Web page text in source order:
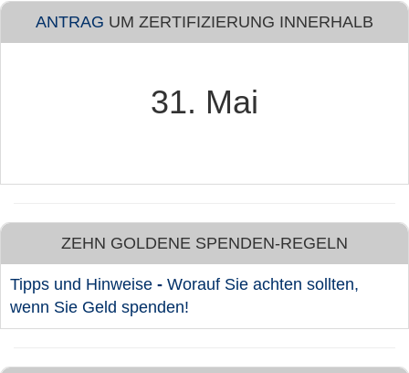
ANTRAG UM ZERTIFIZIERUNG INNERHALB
31. Mai
ZEHN GOLDENE SPENDEN-REGELN
Tipps und Hinweise - Worauf Sie achten sollten,
wenn Sie Geld spenden!